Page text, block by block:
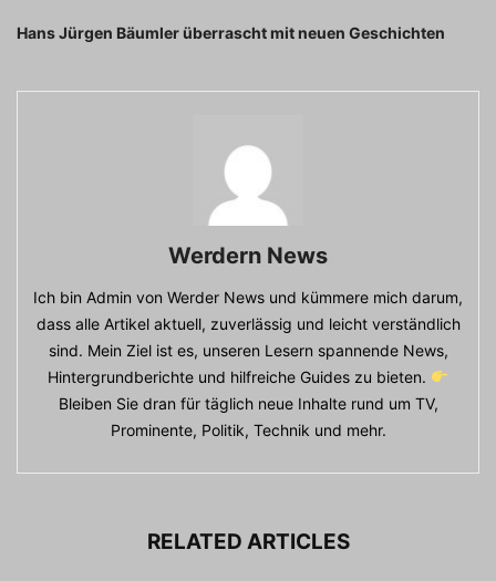
Hans Jürgen Bäumler überrascht mit neuen Geschichten
Werdern News
Ich bin Admin von Werder News und kümmere mich darum,
dass alle Artikel aktuell, zuverlässig und leicht verständlich
sind. Mein Ziel ist es, unseren Lesern spannende News,
Hintergrundberichte und hilfreiche Guides zu bieten.
Bleiben Sie dran für täglich neue Inhalte rund um TV,
Prominente, Politik, Technik und mehr.
RELATED ARTICLES